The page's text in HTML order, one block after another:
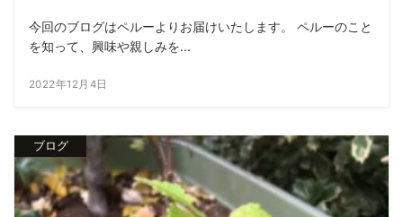
今回のブログはペルーよりお届けいたします。 ペルーのこと
を知って、興味や親しみを...
2022年12月4日
ブログ